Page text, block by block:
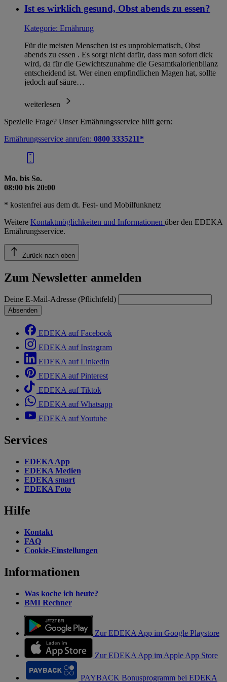
Ist es wirklich gesund, Obst abends zu essen?
Kategorie: Ernährung
Für die meisten Menschen ist es unproblematisch, Obst
abends zu essen . Es sorgt nicht dafür, dass man sofort dick
wird, da für die Gewichtszunahme die Gesamtkalorienbilanz
entscheidend ist. Wer einen empfindlichen Magen hat, sollte
jedoch auf säure…
weiterlesen
Spezielle Frage? Unser Ernährungsservice hilft gern:
Ernährungsservice anrufen: 0800 3335211*
Mo. bis So.
08:00 bis 20:00
* kostenfrei aus dem dt. Fest- und Mobilfunknetz
Weitere Kontaktmöglichkeiten und Informationen über den EDEKA
Ernährungsservice.
Zurück nach oben
Zum Newsletter anmelden
Deine E-Mail-Adresse (Pflichtfeld)
Absenden
EDEKA auf Facebook
EDEKA auf Instagram
EDEKA auf Linkedin
EDEKA auf Pinterest
EDEKA auf Tiktok
EDEKA auf Whatsapp
EDEKA auf Youtube
Services
EDEKA App
EDEKA Medien
EDEKA smart
EDEKA Foto
Hilfe
Kontakt
FAQ
Cookie-Einstellungen
Informationen
Was koche ich heute?
BMI Rechner
Zur EDEKA App im Google Playstore
Zur EDEKA App im Apple App Store
PAYBACK Bonusprogramm bei EDEKA